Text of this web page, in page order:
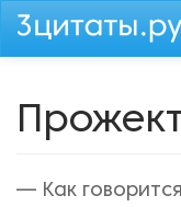
Перейти
— Как